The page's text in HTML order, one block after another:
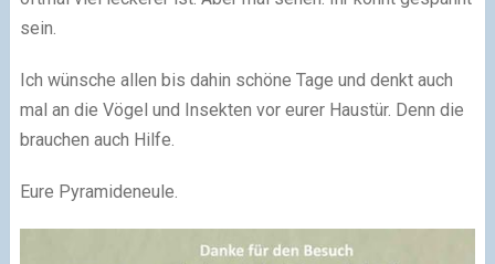
sein.
Ich wünsche allen bis dahin schöne Tage und denkt auch
mal an die Vögel und Insekten vor eurer Haustür. Denn die
brauchen auch Hilfe.
Eure Pyramideneule.